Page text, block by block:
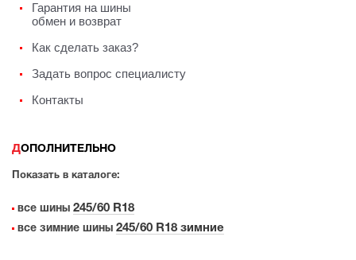
Гарантия на шины
обмен и возврат
Как сделать заказ?
Задать вопрос специалисту
Контакты
ДОПОЛНИТЕЛЬНО
Показать в каталоге:
все шины 245/60 R18
все зимние шины 245/60 R18 зимние